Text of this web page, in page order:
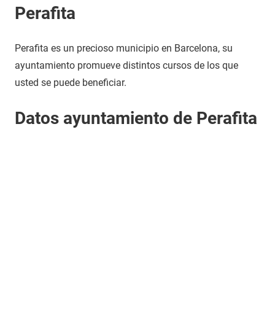
Perafita
Perafita es un precioso municipio en Barcelona, su
ayuntamiento promueve distintos cursos de los que
usted se puede beneficiar.
Datos ayuntamiento de Perafita